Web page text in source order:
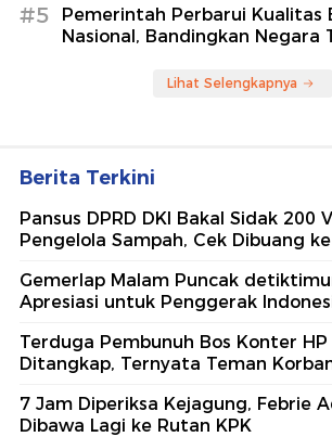
#5
Pemerintah Perbarui Kualitas
Nasional, Bandingkan Negara
Lihat Selengkapnya
Berita Terkini
Pansus DPRD DKI Bakal Sidak 200
Pengelola Sampah, Cek Dibuang
Gemerlap Malam Puncak
Apresiasi untuk Penggerak
Terduga Pembunuh Bos Konter
Ditangkap, Ternyata Teman
7 Jam Diperiksa Kejagung, Febrie
Dibawa Lagi ke Rutan KPK